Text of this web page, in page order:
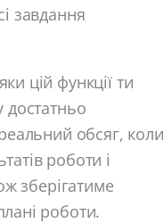
завдання
цій функції ти
достатньо
обсяг, коли
роботи і
зберігатиме
роботи.